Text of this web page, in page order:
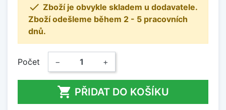
 Zboží je obvykle skladem u dodavatele.
Zboží odešleme během 2 - 5 pracovních
dnů.
Počet − +
 PŘIDAT DO KOŠÍKU